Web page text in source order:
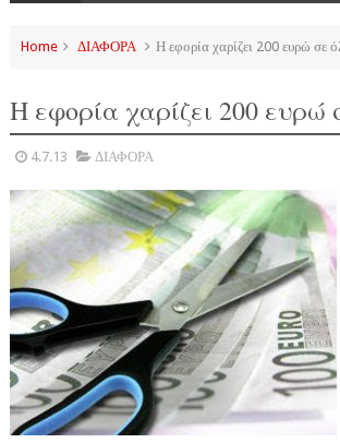
Home ΔΙΑΦΟΡΑ Η εφορία χαρίζει 200 ευρώ σε
Η εφορία χαρίζει 200 ευρώ
4.7.13 ΔΙΑΦΟΡΑ